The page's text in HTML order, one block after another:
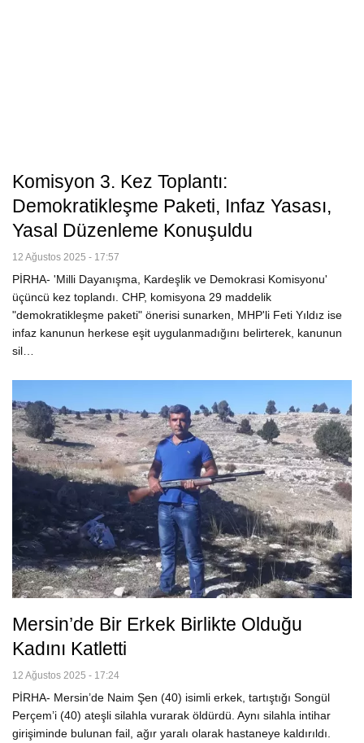
Komisyon 3. Kez Toplantı:
Demokratikleşme Paketi, Infaz Yasası,
Yasal Düzenleme Konuşuldu
12 Ağustos 2025 - 17:57
PİRHA- 'Milli Dayanışma, Kardeşlik ve Demokrasi Komisyonu'
üçüncü kez toplandı. CHP, komisyona 29 maddelik
"demokratikleşme paketi" önerisi sunarken, MHP'li Feti Yıldız ise
infaz kanunun herkese eşit uygulanmadığını belirterek, kanunun
sil…
Mersin’de Bir Erkek Birlikte Olduğu
Kadını Katletti
12 Ağustos 2025 - 17:24
PİRHA- Mersin’de Naim Şen (40) isimli erkek, tartıştığı Songül
Perçem’i (40) ateşli silahla vurarak öldürdü. Aynı silahla intihar
girişiminde bulunan fail, ağır yaralı olarak hastaneye kaldırıldı.